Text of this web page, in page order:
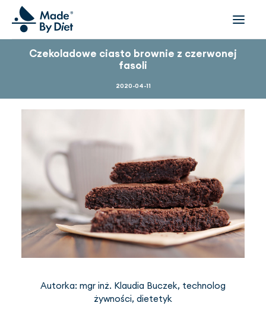
DLA FIRM I ORGANIZACJI
INSPIRACJE
ZESPÓŁ
DOŁĄCZ DO NAS
KONTAKT
UMÓW SIĘ NA KONSULTACJĘ
Czekoladowe ciasto brownie z czerwonej
fasoli
2020-04-11
Autorka: mgr inż. Klaudia Buczek, technolog
żywności, dietetyk